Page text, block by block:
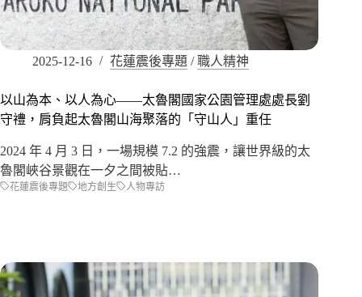
2025-12-16 花蓮震後專題 /職人精神
以山為本、以人為心——太魯閣國家公園管理處處長劉
守禮，肩負起太魯閣山海聚落的「守山人」重任
2024 年 4 月 3 日，一場規模 7.2 的強震，讓世界級的太
魯閣峽谷景觀在一夕之間被貼…
花蓮震後專題 地方創生 人物專訪